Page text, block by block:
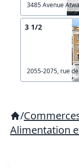
3485 Avenue
3 1/2
2055-2075, rue
/
Alimentation